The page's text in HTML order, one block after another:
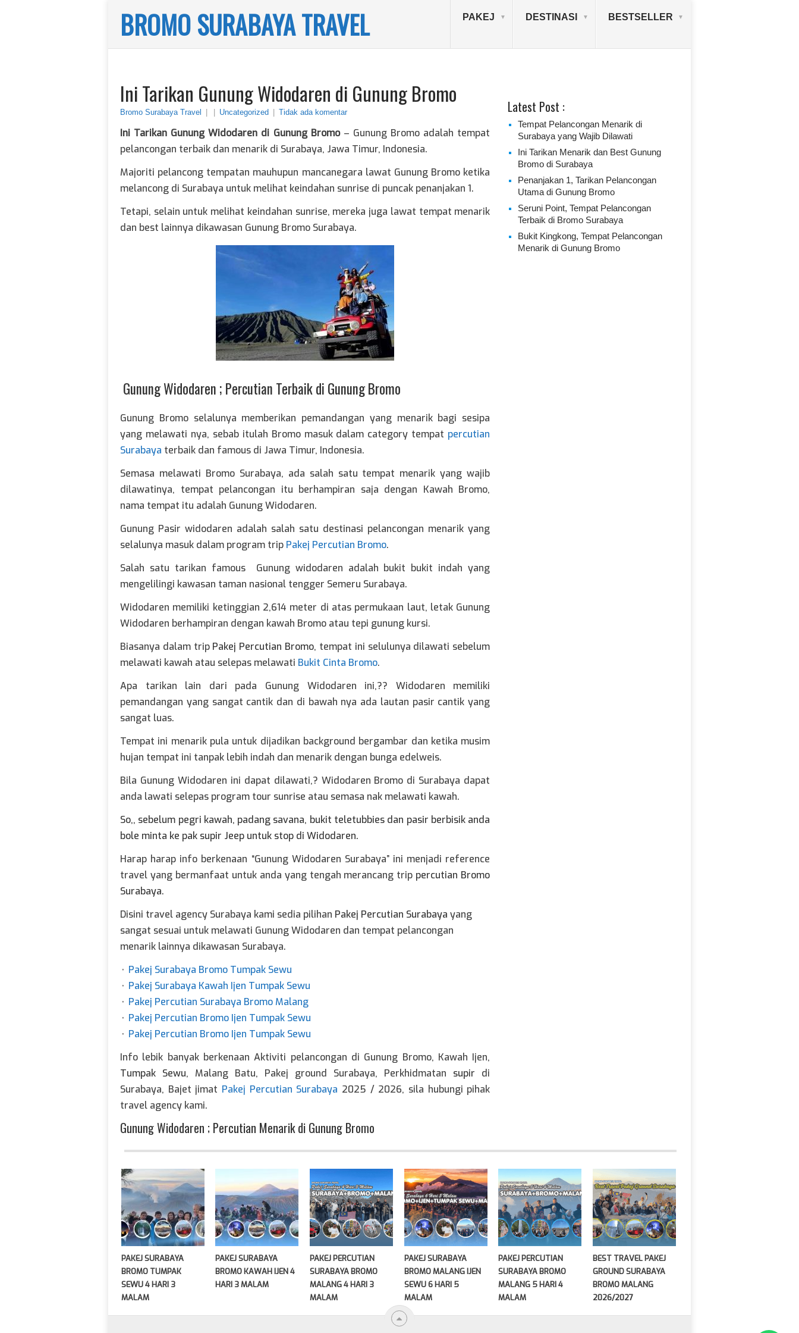
BROMO SURABAYA TRAVEL PAKEJ DESTINASI BESTSELLER
Ini Tarikan Gunung Widodaren di Gunung Bromo
Bromo Surabaya Travel Uncategorized Tidak ada komentar
Ini Tarikan Gunung Widodaren di Gunung Bromo– Gunung Bromo adalah tempat
pelancongan terbaik dan menarik di Surabaya, Jawa Timur, Indonesia.
Majoriti pelancong tempatan mauhupun mancanegara lawat Gunung Bromo ketika
melancong di Surabaya untuk melihat keindahan sunrise di puncak penanjakan 1.
Tetapi, selain untuk melihat keindahan sunrise, mereka juga lawat tempat menarik
dan best lainnya dikawasan Gunung Bromo Surabaya.
Gunung Widodaren ; Percutian Terbaik di Gunung Bromo
Gunung Bromo selalunya memberikan pemandangan yang menarik bagi sesipa
yang melawati nya, sebab itulah Bromo masuk dalam category tempat percutian
Surabaya terbaik dan famous di Jawa Timur, Indonesia.
Semasa melawati Bromo Surabaya, ada salah satu tempat menarik yang wajib
dilawatinya, tempat pelancongan itu berhampiran saja dengan Kawah Bromo,
nama tempat itu adalah Gunung Widodaren.
Gunung Pasir widodaren adalah salah satu destinasi pelancongan menarik yang
selalunya masuk dalam program trip Pakej Percutian Bromo.
Salah satu tarikan famous Gunung widodaren adalah bukit bukit indah yang
mengelilingi kawasan taman nasional tengger Semeru Surabaya.
Widodaren memiliki ketinggian 2,614 meter di atas permukaan laut, letak Gunung
Widodaren berhampiran dengan kawah Bromo atau tepi gunung kursi.
Biasanya dalam trip Pakej Percutian Bromo, tempat ini selulunya dilawati sebelum
melawati kawah atau selepas melawati Bukit Cinta Bromo.
Apa tarikan lain dari pada Gunung Widodaren ini,?? Widodaren memiliki
pemandangan yang sangat cantik dan di bawah nya ada lautan pasir cantik yang
sangat luas.
Tempat ini menarik pula untuk dijadikan background bergambar dan ketika musim
hujan tempat ini tanpak lebih indah dan menarik dengan bunga edelweis.
Bila Gunung Widodaren ini dapat dilawati,? Widodaren Bromo di Surabaya dapat
anda lawati selepas program tour sunrise atau semasa nak melawati kawah.
So,, sebelum pegri kawah, padang savana, bukit teletubbies dan pasir berbisik anda
bole minta ke pak supir Jeep untuk stop di Widodaren.
Harap harap info berkenaan “Gunung Widodaren Surabaya” ini menjadi reference
travel yang bermanfaat untuk anda yang tengah merancang trip percutian Bromo
Surabaya.
Disini travel agency Surabaya kami sedia pilihan Pakej Percutian Surabaya yang
sangat sesuai untuk melawati Gunung Widodaren dan tempat pelancongan
menarik lainnya dikawasan Surabaya.
⬞ Pakej Surabaya Bromo Tumpak Sewu
⬞ Pakej Surabaya Kawah Ijen Tumpak Sewu
⬞ Pakej Percutian Surabaya Bromo Malang
⬞ Pakej Percutian Bromo Ijen Tumpak Sewu
⬞ Pakej Percutian Bromo Ijen Tumpak Sewu
Info lebik banyak berkenaan Aktiviti pelancongan di Gunung Bromo, Kawah Ijen,
Tumpak Sewu, Malang Batu, Pakej ground Surabaya, Perkhidmatan supir di
Surabaya, Bajet jimat Pakej Percutian Surabaya 2025 / 2026, sila hubungi pihak
travel agency kami.
Gunung Widodaren ; Percutian Menarik di Gunung Bromo
Latest Post :
Tempat Pelancongan Menarik di
Surabaya yang Wajib Dilawati
Ini Tarikan Menarik dan Best Gunung
Bromo di Surabaya
Penanjakan 1, Tarikan Pelancongan
Utama di Gunung Bromo
Seruni Point, Tempat Pelancongan
Terbaik di Bromo Surabaya
Bukit Kingkong, Tempat Pelancongan
Menarik di Gunung Bromo
PAKEJ SURABAYA
BROMO TUMPAK
SEWU 4 HARI 3
MALAM
PAKEJ SURABAYA
BROMO KAWAH IJEN 4
HARI 3 MALAM
PAKEJ PERCUTIAN
SURABAYA BROMO
MALANG 4 HARI 3
MALAM
PAKEJ SURABAYA
BROMO MALANG IJEN
SEWU 6 HARI 5
MALAM
PAKEJ PERCUTIAN
SURABAYA BROMO
MALANG 5 HARI 4
MALAM
BEST TRAVEL PAKEJ
GROUND SURABAYA
BROMO MALANG
2026/2027